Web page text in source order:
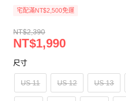
宅配滿NT$2,500免運
NT$2,390
NT$1,990
尺寸
US 11 US 12 US 13